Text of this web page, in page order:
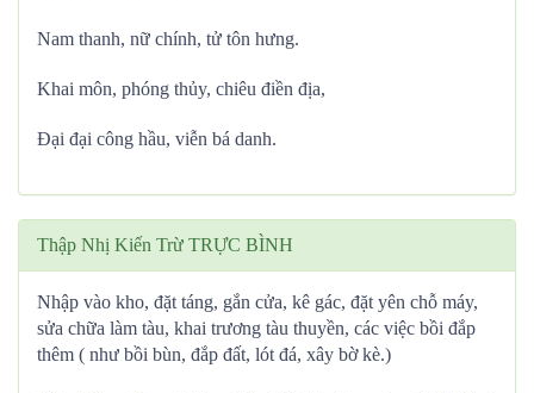
Nam thanh, nữ chính, tử tôn hưng.
Khai môn, phóng thủy, chiêu điền địa,
Đại đại công hầu, viễn bá danh.
Thập Nhị Kiến Trừ TRỰC BÌNH
Nhập vào kho, đặt táng, gắn cửa, kê gác, đặt yên chỗ máy,
sửa chữa làm tàu, khai trương tàu thuyền, các việc bồi đắp
thêm ( như bồi bùn, đắp đất, lót đá, xây bờ kè.)